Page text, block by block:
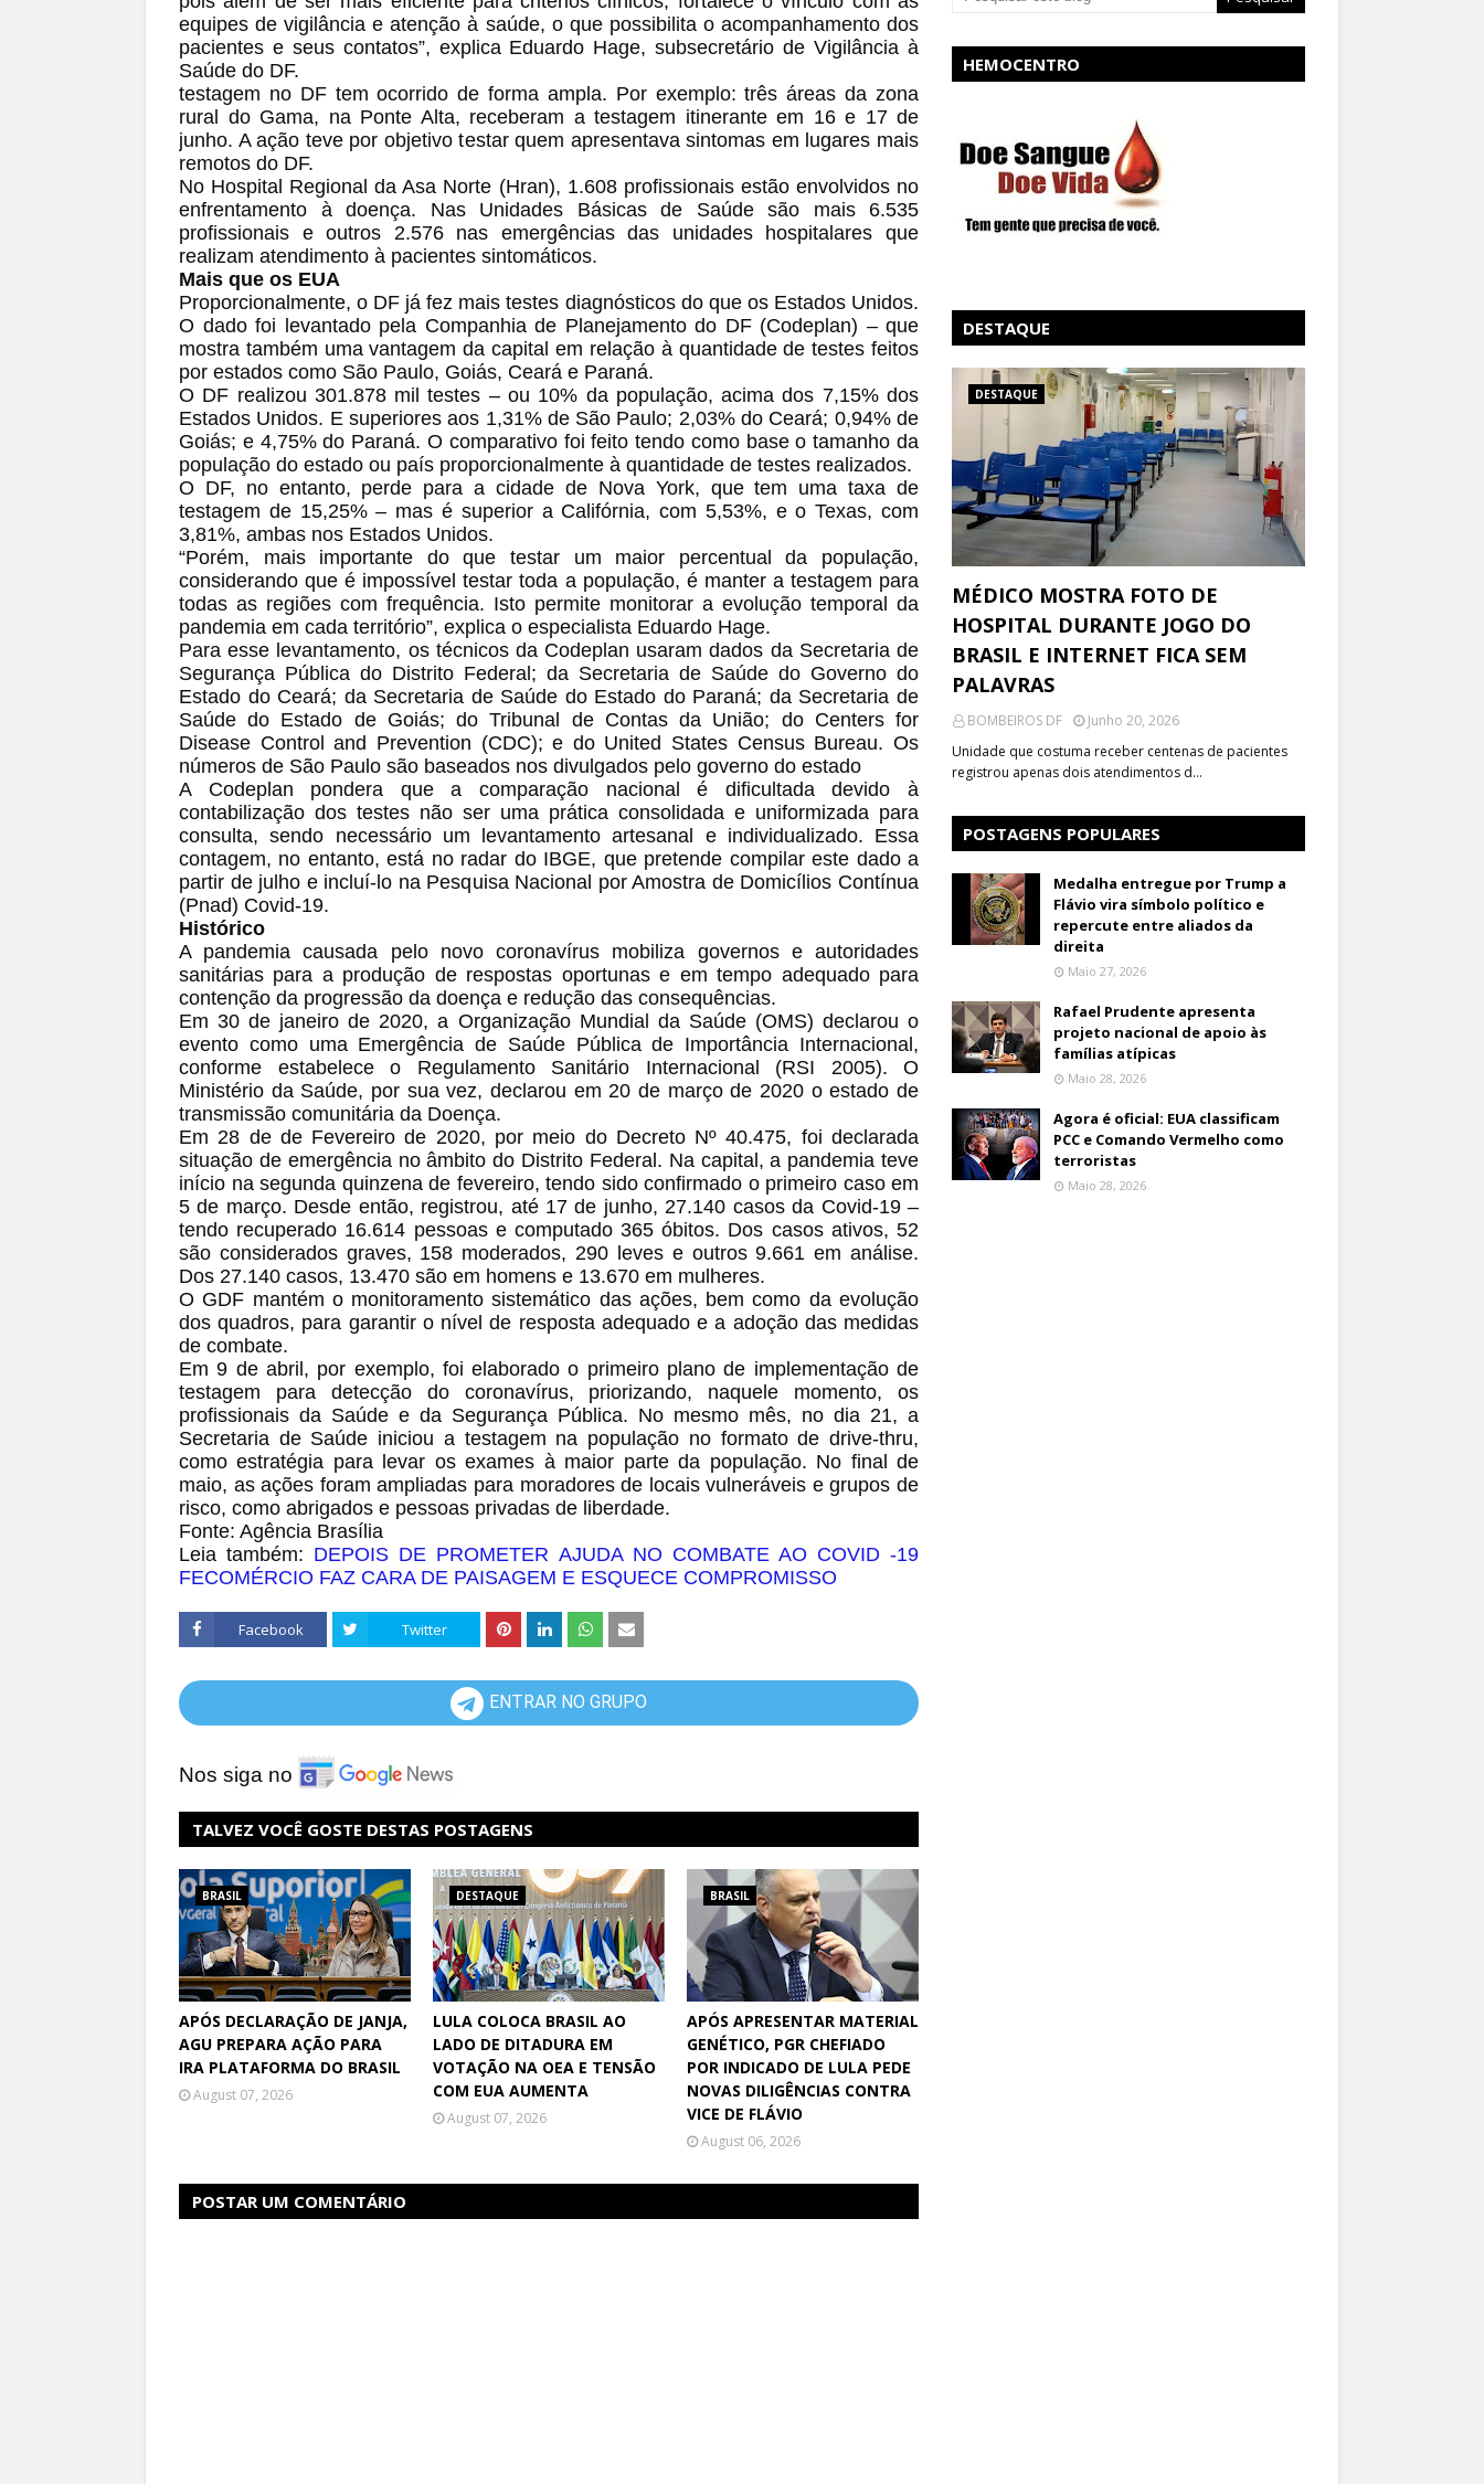
equipes de vigilância e atenção à saúde, o que possibilita o acompanhamento dos
pacientes e seus contatos”, explica Eduardo Hage, subsecretário de Vigilância à
Saúde do DF.
testagem no DF tem ocorrido de forma ampla. Por exemplo: três áreas da zona
rural do Gama, na Ponte Alta, receberam a testagem itinerante em 16 e 17 de
junho. A ação teve por objetivo testar quem apresentava sintomas em lugares mais
remotos do DF.
No Hospital Regional da Asa Norte (Hran), 1.608 profissionais estão envolvidos no
enfrentamento à doença. Nas Unidades Básicas de Saúde são mais 6.535
profissionais e outros 2.576 nas emergências das unidades hospitalares que
realizam atendimento à pacientes sintomáticos.
Mais que os EUA
Proporcionalmente, o DF já fez mais testes diagnósticos do que os Estados Unidos.
O dado foi levantado pela Companhia de Planejamento do DF (Codeplan) – que
mostra também uma vantagem da capital em relação à quantidade de testes feitos
por estados como São Paulo, Goiás, Ceará e Paraná.
O DF realizou 301.878 mil testes – ou 10% da população, acima dos 7,15% dos
Estados Unidos. E superiores aos 1,31% de São Paulo; 2,03% do Ceará; 0,94% de
Goiás; e 4,75% do Paraná. O comparativo foi feito tendo como base o tamanho da
população do estado ou país proporcionalmente à quantidade de testes realizados.
O DF, no entanto, perde para a cidade de Nova York, que tem uma taxa de
testagem de 15,25% – mas é superior a Califórnia, com 5,53%, e o Texas, com
3,81%, ambas nos Estados Unidos.
“Porém, mais importante do que testar um maior percentual da população,
considerando que é impossível testar toda a população, é manter a testagem para
todas as regiões com frequência. Isto permite monitorar a evolução temporal da
pandemia em cada território”, explica o especialista Eduardo Hage.
Para esse levantamento, os técnicos da Codeplan usaram dados da Secretaria de
Segurança Pública do Distrito Federal; da Secretaria de Saúde do Governo do
Estado do Ceará; da Secretaria de Saúde do Estado do Paraná; da Secretaria de
Saúde do Estado de Goiás; do Tribunal de Contas da União; do Centers for
Disease Control and Prevention (CDC); e do United States Census Bureau. Os
números de São Paulo são baseados nos divulgados pelo governo do estado
A Codeplan pondera que a comparação nacional é dificultada devido à
contabilização dos testes não ser uma prática consolidada e uniformizada para
consulta, sendo necessário um levantamento artesanal e individualizado. Essa
contagem, no entanto, está no radar do IBGE, que pretende compilar este dado a
partir de julho e incluí-lo na Pesquisa Nacional por Amostra de Domicílios Contínua
(Pnad) Covid-19.
Histórico
A pandemia causada pelo novo coronavírus mobiliza governos e autoridades
sanitárias para a produção de respostas oportunas e em tempo adequado para
contenção da progressão da doença e redução das consequências.
Em 30 de janeiro de 2020, a Organização Mundial da Saúde (OMS) declarou o
evento como uma Emergência de Saúde Pública de Importância Internacional,
conforme estabelece o Regulamento Sanitário Internacional (RSI 2005). O
Ministério da Saúde, por sua vez, declarou em 20 de março de 2020 o estado de
transmissão comunitária da Doença.
Em 28 de de Fevereiro de 2020, por meio do Decreto Nº 40.475, foi declarada
situação de emergência no âmbito do Distrito Federal. Na capital, a pandemia teve
início na segunda quinzena de fevereiro, tendo sido confirmado o primeiro caso em
5 de março. Desde então, registrou, até 17 de junho, 27.140 casos da Covid-19 –
tendo recuperado 16.614 pessoas e computado 365 óbitos. Dos casos ativos, 52
são considerados graves, 158 moderados, 290 leves e outros 9.661 em análise.
Dos 27.140 casos, 13.470 são em homens e 13.670 em mulheres.
O GDF mantém o monitoramento sistemático das ações, bem como da evolução
dos quadros, para garantir o nível de resposta adequado e a adoção das medidas
de combate.
Em 9 de abril, por exemplo, foi elaborado o primeiro plano de implementação de
testagem para detecção do coronavírus, priorizando, naquele momento, os
profissionais da Saúde e da Segurança Pública. No mesmo mês, no dia 21, a
Secretaria de Saúde iniciou a testagem na população no formato de drive-thru,
como estratégia para levar os exames à maior parte da população. No final de
maio, as ações foram ampliadas para moradores de locais vulneráveis e grupos de
risco, como abrigados e pessoas privadas de liberdade.
Fonte: Agência Brasília
Leia também: DEPOIS DE PROMETER AJUDA NO COMBATE AO COVID -19
FECOMÉRCIO FAZ CARA DE PAISAGEM E ESQUECE COMPROMISSO
Facebook Twitter
ENTRAR NO GRUPO
Nos siga no
TALVEZ VOCÊ GOSTE DESTAS POSTAGENS
BRASIL
APÓS DECLARAÇÃO DE JANJA,
AGU PREPARA AÇÃO PARA
IRA PLATAFORMA DO BRASIL
August 07, 2026
DESTAQUE
LULA COLOCA BRASIL AO
LADO DE DITADURA EM
VOTAÇÃO NA OEA E TENSÃO
COM EUA AUMENTA
August 07, 2026
BRASIL
APÓS APRESENTAR MATERIAL
GENÉTICO, PGR CHEFIADO
POR INDICADO DE LULA PEDE
NOVAS DILIGÊNCIAS CONTRA
VICE DE FLÁVIO
August 06, 2026
POSTAR UM COMENTÁRIO
HEMOCENTRO
DESTAQUE
DESTAQUE
MÉDICO MOSTRA FOTO DE
HOSPITAL DURANTE JOGO DO
BRASIL E INTERNET FICA SEM
PALAVRAS
BOMBEIROS DF
Junho 20, 2026
Unidade que costuma receber centenas de pacientes
registrou apenas dois atendimentos d…
POSTAGENS POPULARES
Medalha entregue por Trump a
Flávio vira símbolo político e
repercute entre aliados da
direita
Maio 27, 2026
Rafael Prudente apresenta
projeto nacional de apoio às
famílias atípicas
Maio 28, 2026
Agora é oficial: EUA classificam
PCC e Comando Vermelho como
terroristas
Maio 28, 2026